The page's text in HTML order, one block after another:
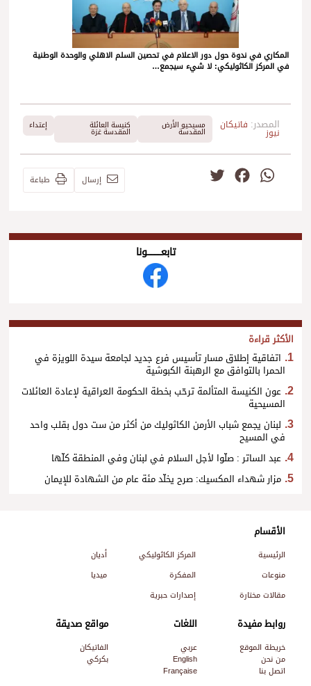
المكاري في ندوة حول دور الاعلام في تحصين السلم الاهلي والوحدة الوطنية
في المركز الكاثوليكي: لا شيء سيجمع…
المصدر: فاتيكان
نيوز
مسيحيو الأرض
المقدسة
كنيسة العائلة
المقدسة غزة
إعتداء
WhatsApp
Facebook إرسال طباعة
تابعــــــــــونا
الأكثر قراءة
اتفاقية إطلاق مسار تأسيس فرع جديد لجامعة سيدة اللويزة في
الحمرا بالتوافق مع الرهبنة الكبوشية
عون الكنيسة المتألمة ترحّب بخطة الحكومة العراقية لإعادة العائلات
المسيحية
لبنان يجمع شباب الأرمن الكاثوليك من أكثر من ست دول بقلب واحد
في المسيح
عبد الساتر : صلّوا لأجل السلام في لبنان وفي المنطقة كلّها
مزار شهداء المكسيك: صرح يخلّد مئة عام من الشهادة للإيمان
الأقسام
الرئيسية المركز الكاثوليكي
أديان
منوعات
المفكرة
ميديا
مقالات مختارة
إصدارات حبرية
روابط مفيدة
خريطة الموقع
من نحن
اتصل بنا
اللغات
عربي
English
Française
مواقع صديقة
الفاتيكان
بكركي